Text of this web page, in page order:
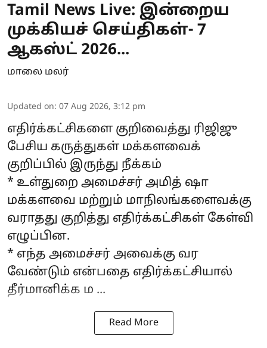
Tamil News Live: இன்றைய
முக்கியச் செய்திகள்- 7
ஆகஸ்ட் 2026...
மாலை மலர்
Updated on: 07 Aug 2026, 3:12 pm
எதிர்க்கட்சிகளை குறிவைத்து ரிஜிஜு
பேசிய கருத்துகள் மக்களவைக்
குறிப்பில் இருந்து நீக்கம்
* உள்துறை அமைச்சர் அமித் ஷா
மக்களவை மற்றும் மாநிலங்களைவக்கு
வராதது குறித்து எதிர்க்கட்சிகள் கேள்வி
எழுப்பின.
* எந்த அமைச்சர் அவைக்கு வர
வேண்டும் என்பதை எதிர்க்கட்சியால்
தீர்மானிக்க ம ...
Read More